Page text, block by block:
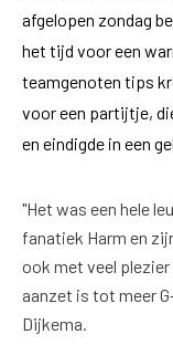
afgelopen zondag
het tijd voor een
teamgenoten tips
voor een partijtje,
en eindigde in een
"Het was een hele
fanatiek Harm en
ook met veel
aanzet is tot meer
Dijkema.